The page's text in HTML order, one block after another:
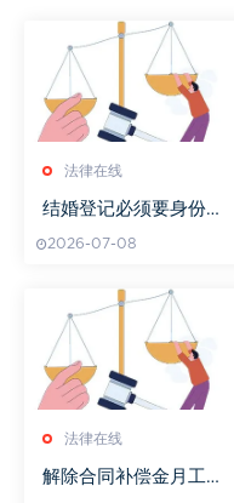
法律在线
结婚登记必须要身份证
2026-07-08
法律在线
解除合同补偿金月工资